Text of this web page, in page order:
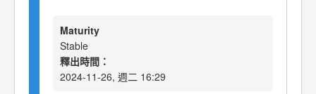
Maturity
Stable
釋出時間：
2024-11-26, 週二 16:29